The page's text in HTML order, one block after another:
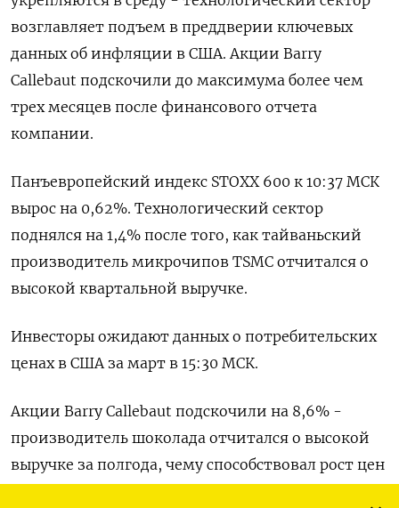
возглавляет подъем в преддверии ключевых
данных об инфляции в США. Акции Barry
Callebaut подскочили до максимума более чем
трех месяцев после финансового отчета
компании.
Панъевропейский индекс STOXX 600 к 10:37 МСК
вырос на 0,62%. Технологический сектор
поднялся на 1,4% после того, как тайваньский
производитель микрочипов TSMC отчитался о
высокой квартальной выручке.
Инвесторы ожидают данных о потребительских
ценах в США за март в 15:30 МСК.
Акции Barry Callebaut подскочили на 8,6% -
производитель шоколада отчитался о высокой
выручке за полгода, чему способствовал рост цен